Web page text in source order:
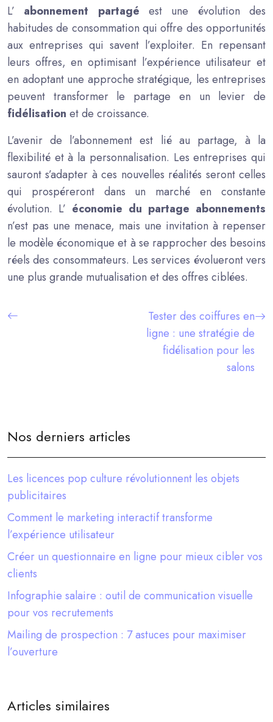
L’ abonnement partagéest une évolution des
habitudes de consommation qui offre des opportunités
aux entreprises qui savent l’exploiter. En repensant
leurs offres, en optimisant l’expérience utilisateur et
en adoptant une approche stratégique, les entreprises
peuvent transformer le partage en un levier de
fidélisation et de croissance.
L’avenir de l’abonnement est lié au partage, à la
flexibilité et à la personnalisation. Les entreprises qui
sauront s’adapter à ces nouvelles réalités seront celles
qui prospéreront dans un marché en constante
évolution. L’ économie du partage abonnements
n’est pas une menace, mais une invitation à repenser
le modèle économique et à se rapprocher des besoins
réels des consommateurs. Les services évolueront vers
une plus grande mutualisation et des offres ciblées.
Tester des coiffures en
ligne : une stratégie de
fidélisation pour les
salons
Nos derniers articles
Les licences pop culture révolutionnent les objets
publicitaires
Comment le marketing interactif transforme
l’expérience utilisateur
Créer un questionnaire en ligne pour mieux cibler vos
clients
Infographie salaire : outil de communication visuelle
pour vos recrutements
Mailing de prospection : 7 astuces pour maximiser
l’ouverture
Articles similaires